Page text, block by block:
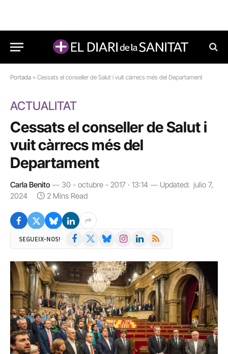
Portada » Cessats el conseller de Salut i vuit càrrecs més del Departament
ACTUALITAT
Cessats el conseller de Salut i
vuit càrrecs més del
Departament
Carla Benito 30 - octubre - 2017 · 13:14 Updated: julio 7,
2024
2 Mins Read
SEGUEIX-NOS! Facebook BlueskyInstagramLinkedIn
RSS